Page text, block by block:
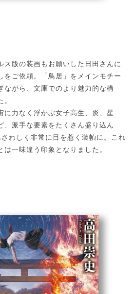
ス版の装画もお願いした日田さんに
をご依頼。「鳥居」をメインモチー
ながら、文庫でのより魅力的な構
に力なく浮かぶ女子高生、炎、星
、派手な要素をたくさん盛り込ん
わしく非常に目を惹く装幀に。これ
は一味違う印象となりました。